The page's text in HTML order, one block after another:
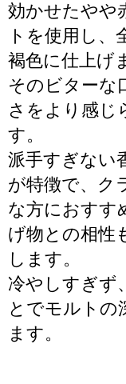
効かせたやや
トを使用し、
褐色に仕上げ
そのビターな
さをより感じ
す。
派手すぎない
が特徴で、ク
な方におすす
げ物との相性
します。
冷やしすぎず
とでモルトの
ます。